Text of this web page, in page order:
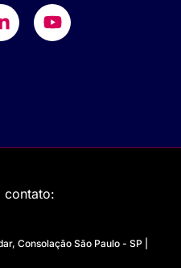
contato:
Consolação São Paulo - SP |